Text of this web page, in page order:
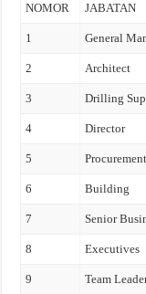
NOMOR JABATAN
1 General
2 Architect
3 Drilling
4 Director
5
6 Building
7 Senior
8 Executives
9 Team